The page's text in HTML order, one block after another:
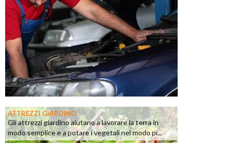
ATTREZZI GIARDINO
Gli attrezzi giardino aiutano a lavorare la terra in
modo semplice e a potare i vegetali nel modo pi...